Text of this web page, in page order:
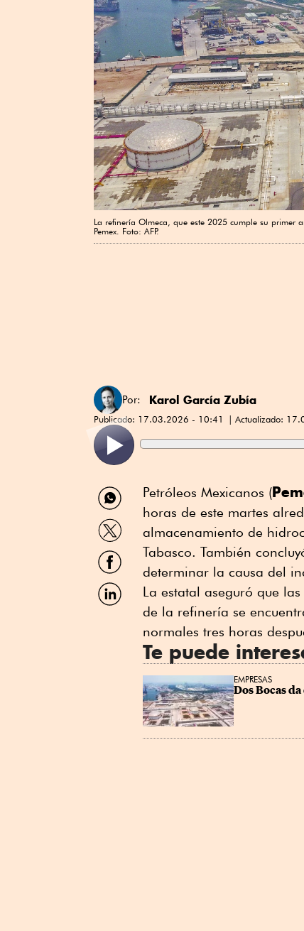
La refinería Olmeca, que este 2025 cumple su
Pemex. Foto: AFP.
Por: Karol García Zubía
Publicado: 17.03.2026 - 10:41 Actualizado:
Compartir
por
WhatsApp
Compartir
por
Twitter
Compartir
por
Facebook
Compartir
por
Petróleos Mexicanos (
horas de este martes
almacenamiento de
Tabasco. También
determinar la causa del
La estatal aseguró que
de la refinería se
normales tres horas
Te puede
EMPRESAS
Dos Bocas